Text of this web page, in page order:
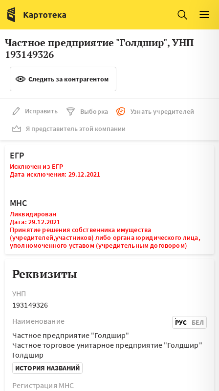
Италия
Люксембург
Литва
Латвия
Словения
Франция
Финляндия
Швеция
Мальта
Частное предприятие "Голдшир", УНП
193149326
Следить за контрагентом
Исправить Выборка
Узнать учредителей
Я представитель этой компании
ЕГР
Исключен из ЕГР
Дата исключения: 29.12.2021
МНС
Ликвидирован
Дата: 29.12.2021
Принятие решения собственника имущества
(учредителей,участников) либо органа юридического лица,
уполномоченного уставом (учредительным договором)
Реквизиты
УНП
193149326
Наименование
РУС БЕЛ
Частное предприятие "Голдшир"
Частное торговое унитарное предприятие "Голдшир"
Голдшир
ИСТОРИЯ НАЗВАНИЙ
Регистрация МНС